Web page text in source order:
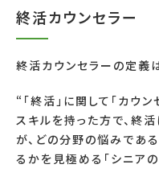
終活カウンセラー
終活カウンセラーの定義
“「終活」に関して「カウ
スキルを持った方で、終
が、どの分野の悩みであ
るかを見極める「シニア